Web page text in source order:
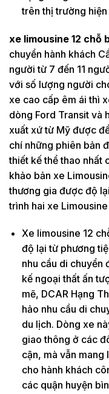
trên thị trường hiện
xe limousine 12 chỗ
chuyển hành khách
người từ 7 đến 11
với số lượng người
xe cao cấp êm ái thì
dòng Ford Transit và
xuất xứ từ Mỹ được
chí những phiên bản
thiết kế thể thao nhất
khảo bản xe
thương gia được độ
trình hai xe
Xe limousine 12
độ lại từ phương
nhu cầu di chuyển
kế ngoại thất ấn
mẽ, DCAR Hạng
hảo nhu cầu di
du lịch. Dòng xe
giao thông ở các
cận, mà vẫn mang
cho hành khách
các quận huyện